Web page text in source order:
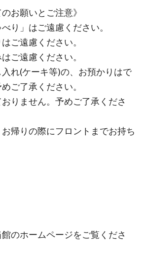
お願いとご注意》
り」はご遠慮ください。
ご遠慮ください。
ご遠慮ください。
れ(ケーキ等)の、お預かりはで
ご了承ください。
りません。予めご了承くださ
帰りの際にフロントまでお持ち
のホームページをご覧くださ